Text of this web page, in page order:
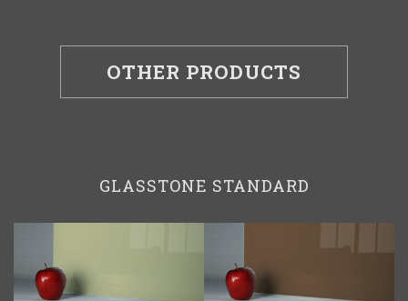
OTHER PRODUCTS
GLASSTONE STANDARD